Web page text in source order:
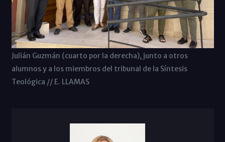
Julián Guzmán (cuarto por la derecha), junto a otros
alumnos y a los miembros del tribunal de la Síntesis
Teológica // E. LLAMAS